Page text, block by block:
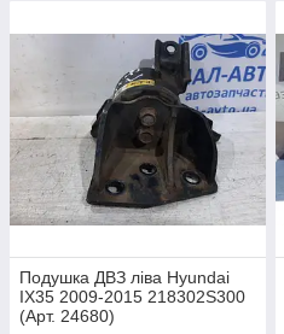
Подушка ДВЗ ліва Hyundai
IX35 2009-2015 218302S300
(Арт. 24680)